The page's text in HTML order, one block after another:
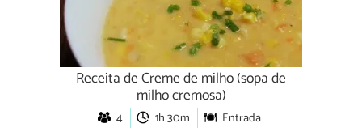
Receita de Creme de milho (sopa de
milho cremosa)
4 1h 30m Entrada